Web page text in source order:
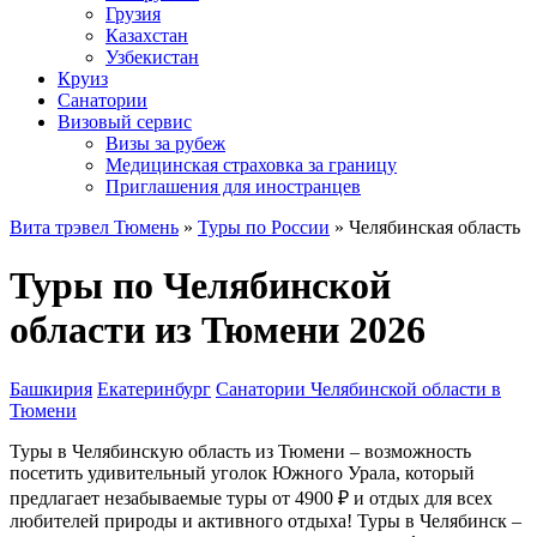
Грузия
Казахстан
Узбекистан
Круиз
Санатории
Визовый сервис
Визы за рубеж
Медицинская страховка за границу
Приглашения для иностранцев
Вита трэвел Тюмень » Туры по России » Челябинская область
Туры по Челябинской
области из Тюмени 2026
Башкирия Екатеринбург Санатории Челябинской области в
Тюмени
Туры в Челябинскую область из Тюмени – возможность
посетить удивительный уголок Южного Урала, который
предлагает незабываемые туры от 4900 ₽ и отдых для всех
любителей природы и активного отдыха! Туры в Челябинск –